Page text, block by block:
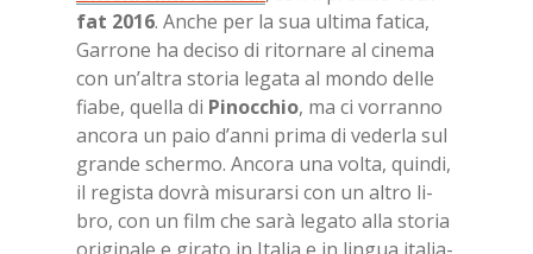
fat 2016. An­che per la sua ul­ti­ma fa­ti­ca,
Gar­ro­ne ha de­ci­so di ri­tor­na­re al ci­ne­ma
con un’al­tra sto­ria le­ga­ta al mon­do del­le
fia­be, quel­la di Pi­noc­chio, ma ci vor­ran­no
an­co­ra un paio d’an­ni pri­ma di ve­der­la sul
gran­de scher­mo. An­co­ra una vol­ta, quin­di,
il re­gi­sta do­vrà mi­su­rar­si con un al­tro li­
bro, con un film che sarà le­ga­to alla sto­ria
ori­gi­na­le e gi­ra­to in Ita­lia e in lin­gua ita­lia­